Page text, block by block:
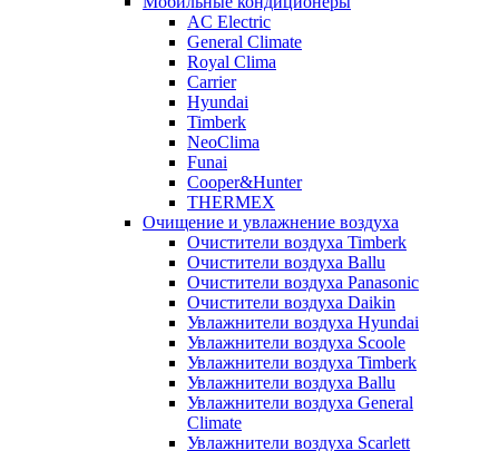
AC Electric
General Climate
Royal Clima
Carrier
Hyundai
Timberk
NeoClima
Funai
Cooper&Hunter
THERMEX
Очищение и увлажнение воздуха
Очистители воздуха Timberk
Очистители воздуха Ballu
Очистители воздуха Panasonic
Очистители воздуха Daikin
Увлажнители воздуха Hyundai
Увлажнители воздуха Scoole
Увлажнители воздуха Timberk
Увлажнители воздуха Ballu
Увлажнители воздуха General
Climate
Увлажнители воздуха Scarlett